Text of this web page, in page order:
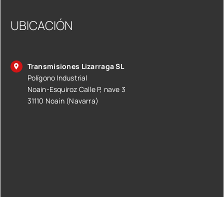
UBICACIÓN
Transmisiones Lizarraga SL
Polígono Industrial
Noain-Esquiroz Calle P, nave 3
31110 Noain (Navarra)